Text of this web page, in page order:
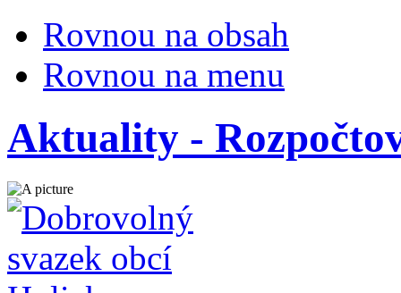
Rovnou na obsah
Rovnou na menu
Aktuality -